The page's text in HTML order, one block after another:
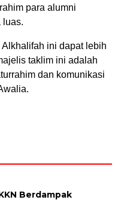
para alumni
luas.
ini dapat lebih
taklim ini adalah
dan komunikasi
Berdampak